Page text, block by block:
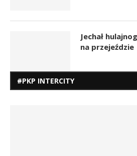
Jechał
na przejeździe
#PKP INTERCITY